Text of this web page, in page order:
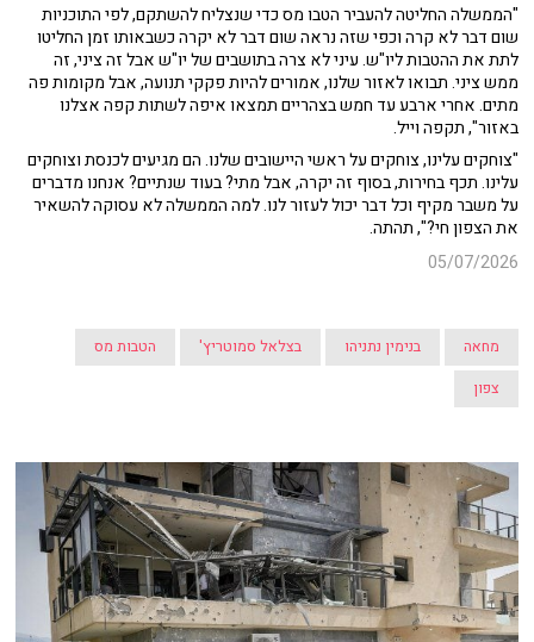
"הממשלה החליטה להעביר הטבו מס כדי שנצליח להשתקם, לפי התוכניות
שום דבר לא קרה וכפי שזה נראה שום דבר לא יקרה כשבאותו זמן החליטו
לתת את ההטבות ליו"ש. עיני לא צרה בתושבים של יו"ש אבל זה ציני, זה
ממש ציני. תבואו לאזור שלנו, אמורים להיות פקקי תנועה, אבל מקומות פה
מתים. אחרי ארבע עד חמש בצהריים תמצאו איפה לשתות קפה אצלנו
באזור", תקפה וייל.
"צוחקים עלינו, צוחקים על ראשי היישובים שלנו. הם מגיעים לכנסת וצוחקים
עלינו. תכף בחירות, בסוף זה יקרה, אבל מתי? בעוד שנתיים? אנחנו מדברים
על משבר מקיף וכל דבר יכול לעזור לנו. למה הממשלה לא עסוקה להשאיר
את הצפון חי?", תהתה.
05/07/2026
מחאה בנימין נתניהו בצלאל סמוטריץ'
הטבות מס
צפון